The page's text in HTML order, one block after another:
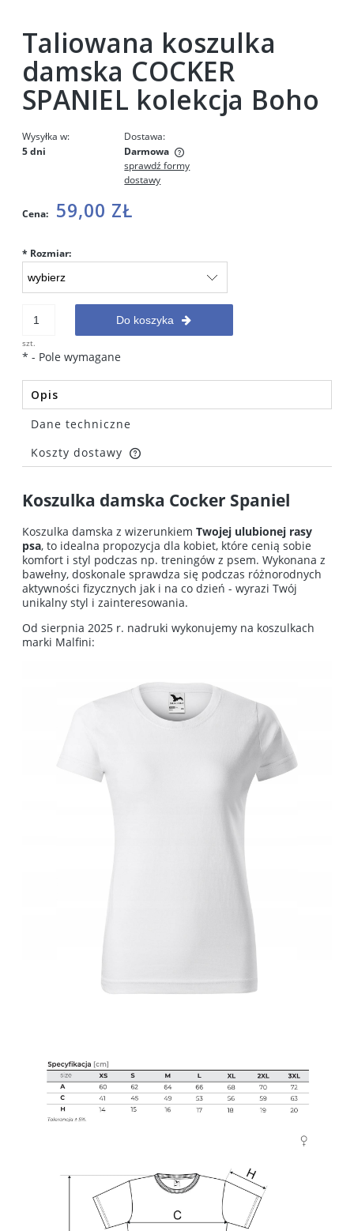
Taliowana koszulka
damska COCKER
SPANIEL kolekcja Boho
Wysyłka w:
5 dni
Dostawa:
Darmowa
Cena nie zawiera ewentualnych kosztów płatności
sprawdź formy
dostawy
Cena: 59,00 ZŁ
* Rozmiar:
szt.
Do koszyka
* - Pole wymagane
Opis
Dane techniczne
Koszty dostawy
Cena nie zawiera ewentualnych kosztów płatności
Koszulka damska Cocker Spaniel
Koszulka damska z wizerunkiem Twojej ulubionej rasy
psa, to idealna propozycja dla kobiet, które cenią sobie
komfort i styl podczas np. treningów z psem. Wykonana z
bawełny, doskonale sprawdza się podczas różnorodnych
aktywności fizycznych jak i na co dzień - wyrazi Twój
unikalny styl i zainteresowania.
Od sierpnia 2025 r. nadruki wykonujemy na koszulkach
marki Malfini: